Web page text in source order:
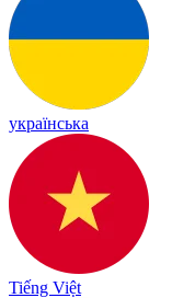
українська
Tiếng Việt